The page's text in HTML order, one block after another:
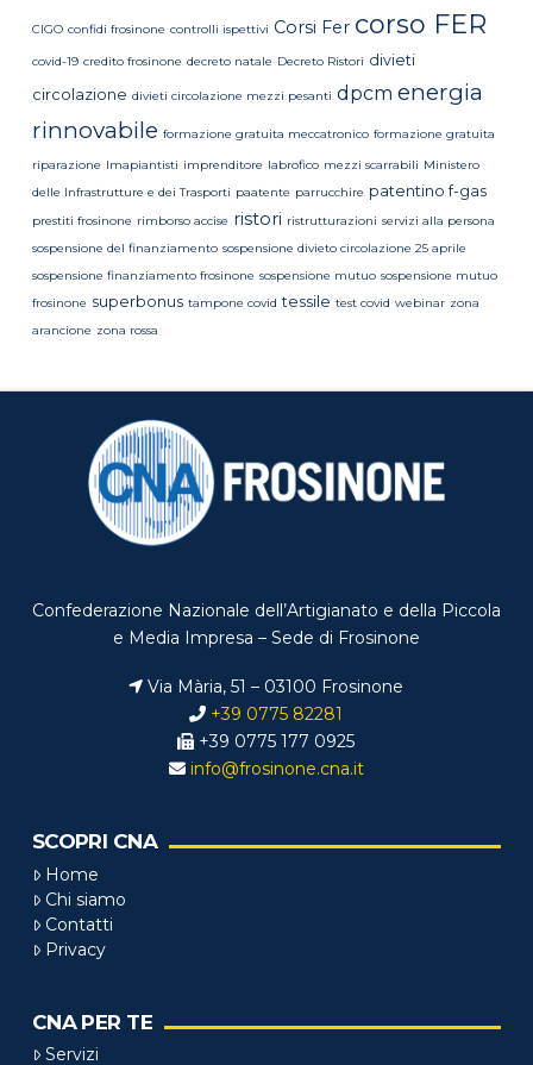
CIGO confidi frosinone controlli ispettivi Corsi Fer corso FER
covid-19 credito frosinone decreto natale Decreto Ristori divieti
circolazione divieti circolazione mezzi pesanti dpcm energia
rinnovabile formazione gratuita meccatronico formazione gratuita
riparazione Imapiantisti imprenditore labrofico mezzi scarrabili Ministero
delle Infrastrutture e dei Trasporti paatente parrucchire patentino f-gas
prestiti frosinone rimborso accise ristori ristrutturazioni servizi alla persona
sospensione del finanziamento sospensione divieto circolazione 25 aprile
sospensione finanziamento frosinone sospensione mutuo sospensione mutuo
frosinone superbonus tampone covid tessile test covid webinar zona
arancione zona rossa
Confederazione Nazionale dell’Artigianato e della Piccola
e Media Impresa – Sede di Frosinone
Via Mària, 51 – 03100 Frosinone
+39 0775 82281
+39 0775 177 0925
info@frosinone.cna.it
SCOPRI CNA
Home
Chi siamo
Contatti
Privacy
CNA PER TE
Servizi